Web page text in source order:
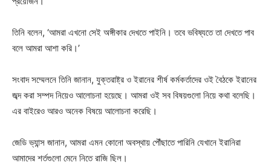
তিনি বলেন, ‘আমরা এখনো সেই অঙ্গীকার দেখতে পাইনি। তবে ভবিষ্যতে তা দেখতে পাব
বলে আমরা আশা করি।’
সংবাদ সম্মেলনে তিনি জানান, যুক্তরাষ্ট্র ও ইরানের শীর্ষ কর্মকর্তাদের ওই বৈঠকে ইরানের
জব্দ করা সম্পদ নিয়েও আলোচনা হয়েছে। আমরা ওই সব বিষয়গুলো নিয়ে কথা বলেছি।
এর বাইরেও আরও অনেক বিষয়ে আলোচনা করেছি।
জেডি ভ্যান্স জানান, আমরা এমন কোনো অবস্থায় পৌঁছাতে পারিনি যেখানে ইরানিরা
আমাদের শর্তগুলো মেনে নিতে রাজি ছিল।